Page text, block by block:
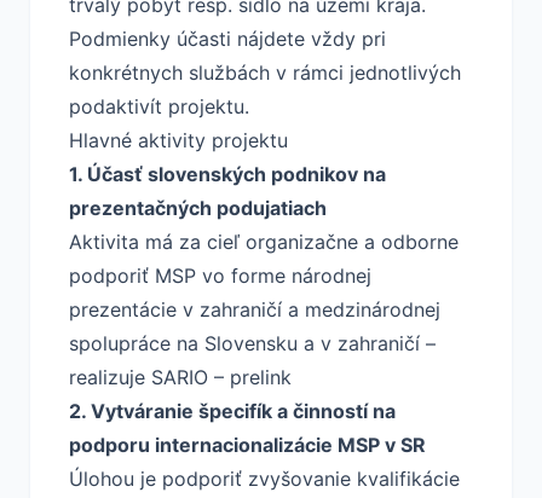
Podmienky účasti nájdete vždy pri
konkrétnych službách v rámci jednotlivých
podaktivít projektu.
Hlavné aktivity projektu
1. Účasť slovenských podnikov na
prezentačných podujatiach
Aktivita má za cieľ organizačne a odborne
podporiť MSP vo forme národnej
prezentácie v zahraničí a medzinárodnej
spolupráce na Slovensku a v zahraničí –
realizuje SARIO – prelink
2. Vytváranie špecifík a činností na
podporu internacionalizácie MSP v SR
Úlohou je podporiť zvyšovanie kvalifikácie